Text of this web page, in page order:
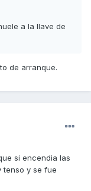
a la llave de
de arranque.
si encendia las
tenso y se fue